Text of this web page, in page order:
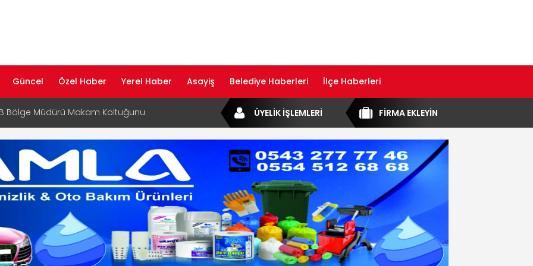
Güncel Özel Haber Yerel Haber Asayiş Belediye Haberleri İlçe Haberleri
Rehberi ile Google ve Yapay Zeka
Öne Çıkın
Rehberi Hizmete Girdi
Yayın Hayatına Başladı | Hızlı ve Akıllı
Dijital Devrim: Rota Sepetim
Bölge Müdürü Makam Koltuğunu
FİRMA EKLEYİN
ÜYELİK İŞLEMLERİ